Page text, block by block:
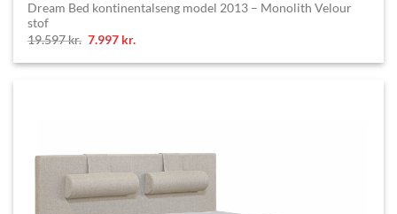
Dream Bed kontinentalseng model 2013 – Monolith Velour
stof
19.597kr. Original
was:
7.997 kr.
is: